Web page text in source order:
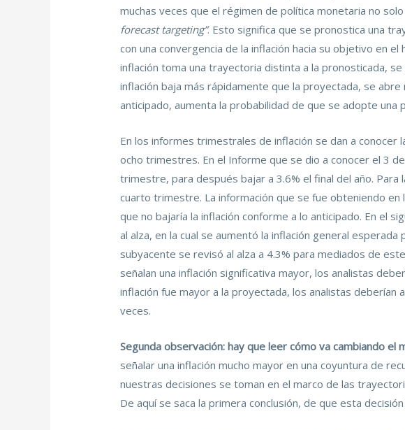
muchas veces que el régimen de política monetaria no
forecast targeting”. Esto significa que se pronostica una
con una convergencia de la inflación hacia su objetivo en
inflación toma una trayectoria distinta a la pronosticada,
inflación baja más rápidamente que la proyectada, se
anticipado, aumenta la probabilidad de que se adopte una
En los informes trimestrales de inflación se dan a
ocho trimestres. En el Informe que se dio a conocer el 3
trimestre, para después bajar a 3.6% el final del año.
cuarto trimestre. La información que se fue obteniendo
que no bajaría la inflación conforme a lo anticipado. En el
al alza, en la cual se aumentó la inflación general
subyacente se revisó al alza a 4.3% para mediados de
señalan una inflación significativa mayor, los analistas
inflación fue mayor a la proyectada, los analistas deberían
veces.
Segunda observación: hay que leer cómo va cambiando el
señalar una inflación mucho mayor en una coyuntura de
nuestras decisiones se toman en el marco de las
De aquí se saca la primera conclusión, de que esta